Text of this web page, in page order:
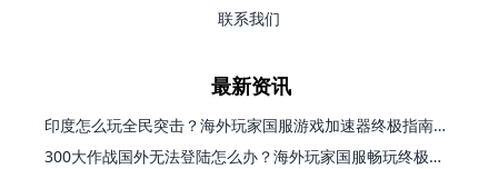
联系我们
最新资讯
印度怎么玩全民突击？海外玩家国服游戏加速器终极指南（附原神延迟优化+精灵之境加速器选择）
300大作战国外无法登陆怎么办？海外玩家国服畅玩终极指南（附实测推荐）